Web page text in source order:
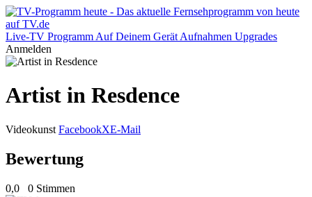
Live-TV Programm Auf Deinem Gerät Aufnahmen Upgrades
Anmelden
Artist in Resdence
Videokunst FacebookXE-Mail
Bewertung
0,0 0 Stimmen